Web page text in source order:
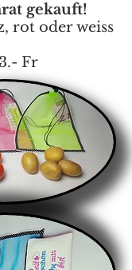
gekauft!
rot oder weiss
Fr